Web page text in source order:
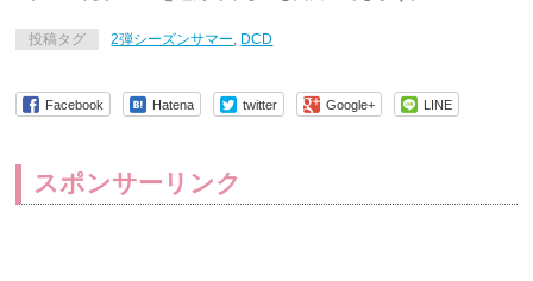
投稿タグ 2弾シーズンサマー, DCD
Facebook Hatena twitter Google+ LINE
スポンサーリンク